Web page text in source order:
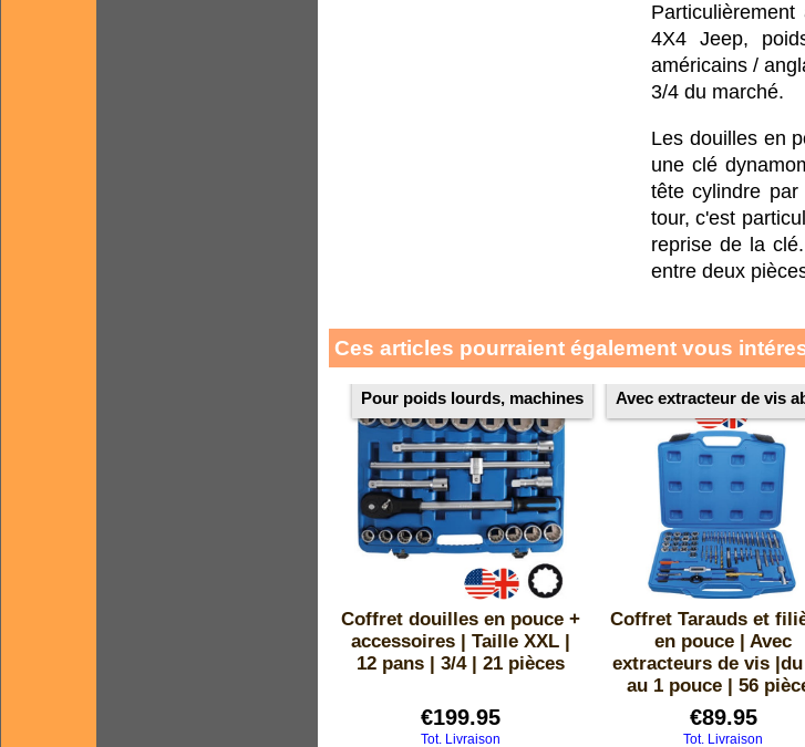
4X4 Jeep,
américains /
3/4 du marché.
Les douilles en
une clé
tête cylindre
tour, c'est
reprise de la
entre deux
Ces articles pourraient également vous
Pour poids lourds, machines
Coffret douilles en pouce +
accessoires | Taille XXL |
12 pans | 3/4 | 21 pièces
€199.95
Tot. Livraison
Avec extracteur de vis
Coffret Tarauds et
en pouce | Avec
extracteurs de vis |du
au 1 pouce | 56
€89.95
Tot. Livraison